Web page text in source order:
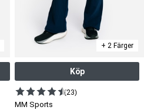
+ 2 Färger
Köp
(23)
MM Sports